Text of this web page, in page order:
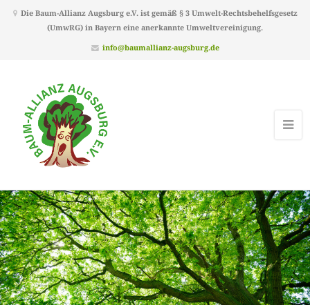
Die Baum-Allianz Augsburg e.V. ist gemäß § 3 Umwelt-Rechtsbehelfsgesetz
(UmwRG) in Bayern eine anerkannte Umweltvereinigung.
info@baumallianz-augsburg.de